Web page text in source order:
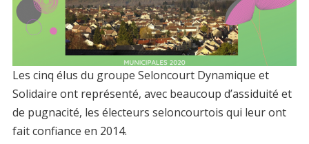
Les cinq élus du groupe Seloncourt Dynamique et
Solidaire ont représenté, avec beaucoup d’assiduité et
de pugnacité, les électeurs seloncourtois qui leur ont
fait confiance en 2014.